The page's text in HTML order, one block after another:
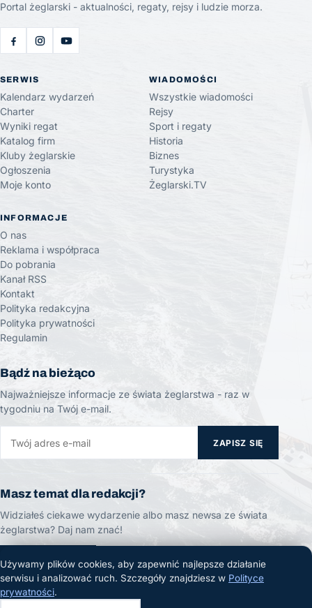
Portal żeglarski - aktualności, regaty, rejsy i ludzie morza.
SERWIS
Kalendarz wydarzeń
Charter
Wyniki regat
Katalog firm
Kluby żeglarskie
Ogłoszenia
Moje konto
WIADOMOŚCI
Wszystkie wiadomości
Rejsy
Sport i regaty
Historia
Biznes
Turystyka
Żeglarski.TV
INFORMACJE
O nas
Reklama i współpraca
Do pobrania
Kanał RSS
Kontakt
Polityka redakcyjna
Polityka prywatności
Regulamin
Bądź na bieżąco
Najważniejsze informacje ze świata żeglarstwa - raz w
tygodniu na Twój e-mail.
ZAPISZ SIĘ
Masz temat dla redakcji?
Widziałeś ciekawe wydarzenie albo masz newsa ze świata
żeglarstwa? Daj nam znać!
ZGŁOŚ TEMAT
Używamy plików cookies, aby zapewnić najlepsze działanie
serwisu i analizować ruch. Szczegóły znajdziesz w Polityce
prywatności.